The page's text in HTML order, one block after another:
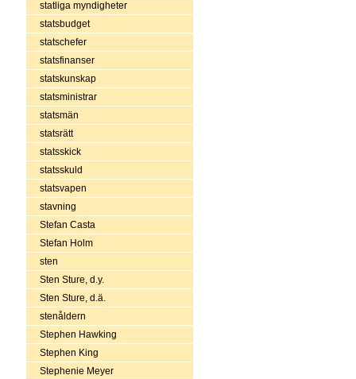
statliga myndigheter
statsbudget
statschefer
statsfinanser
statskunskap
statsministrar
statsmän
statsrätt
statsskick
statsskuld
statsvapen
stavning
Stefan Casta
Stefan Holm
sten
Sten Sture, d.y.
Sten Sture, d.ä.
stenåldern
Stephen Hawking
Stephen King
Stephenie Meyer